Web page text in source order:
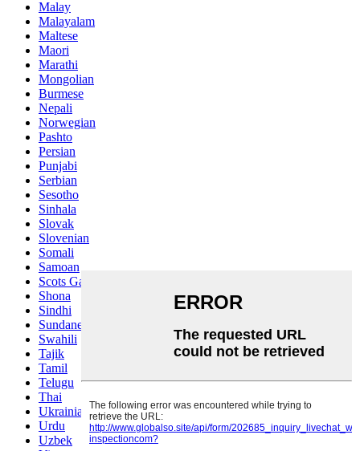
Malay
Malayalam
Maltese
Maori
Marathi
Mongolian
Burmese
Nepali
Norwegian
Pashto
Persian
Punjabi
Serbian
Sesotho
Sinhala
Slovak
Slovenian
Somali
Samoan
Scots Gaelic
Shona
Sindhi
Sundanese
Swahili
Tajik
Tamil
Telugu
Thai
Ukrainian
Urdu
Uzbek